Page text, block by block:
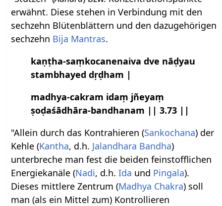
erwähnt. Diese stehen in Verbindung mit den
sechzehn Blütenblättern und den dazugehörigen
sechzehn Bija Mantras.
kaṇṭha-saṃkocanenaiva dve nāḍyau
stambhayed dṛḍham |
madhya-cakram idaṃ jñeyaṃ
ṣoḍaśādhāra-bandhanam || 3.73 ||
"Allein durch das Kontrahieren (Sankochana) der
Kehle (Kantha, d.h. Jalandhara Bandha)
unterbreche man fest die beiden feinstofflichen
Energiekanäle (Nadi, d.h.Ida und Pingala).
Dieses mittlere Zentrum (Madhya Chakra) soll
man (als ein Mittel zum) Kontrollieren